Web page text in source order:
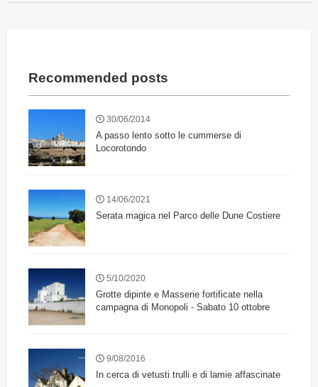
Recommended posts
30/06/2014
A passo lento sotto le cummerse di
Locorotondo
14/06/2021
Serata magica nel Parco delle Dune Costiere
5/10/2020
Grotte dipinte e Masserie fortificate nella
campagna di Monopoli - Sabato 10 ottobre
9/08/2016
In cerca di vetusti trulli e di lamie affascinate